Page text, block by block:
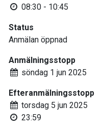
08:30 - 10:45
Status
Anmälan öppnad
Anmälningsstopp
söndag 1 jun 2025
Efteranmälningsstopp
torsdag 5 jun 2025
23:59